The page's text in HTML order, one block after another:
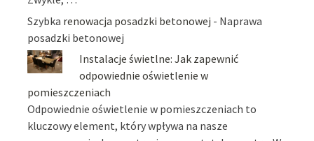
Szybka renowacja posadzki betonowej - Naprawa
posadzki betonowej
Instalacje świetlne: Jak zapewnić
odpowiednie oświetlenie w
pomieszczeniach
Odpowiednie oświetlenie w pomieszczeniach to
kluczowy element, który wpływa na nasze